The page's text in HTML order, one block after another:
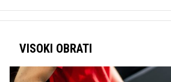
VISOKI OBRATI